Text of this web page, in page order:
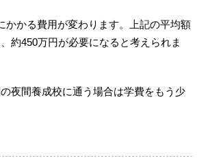
かかる費用が変わります。上記の平均額
約450万円が必要になると考えられま
夜間養成校に通う場合は学費をもう少